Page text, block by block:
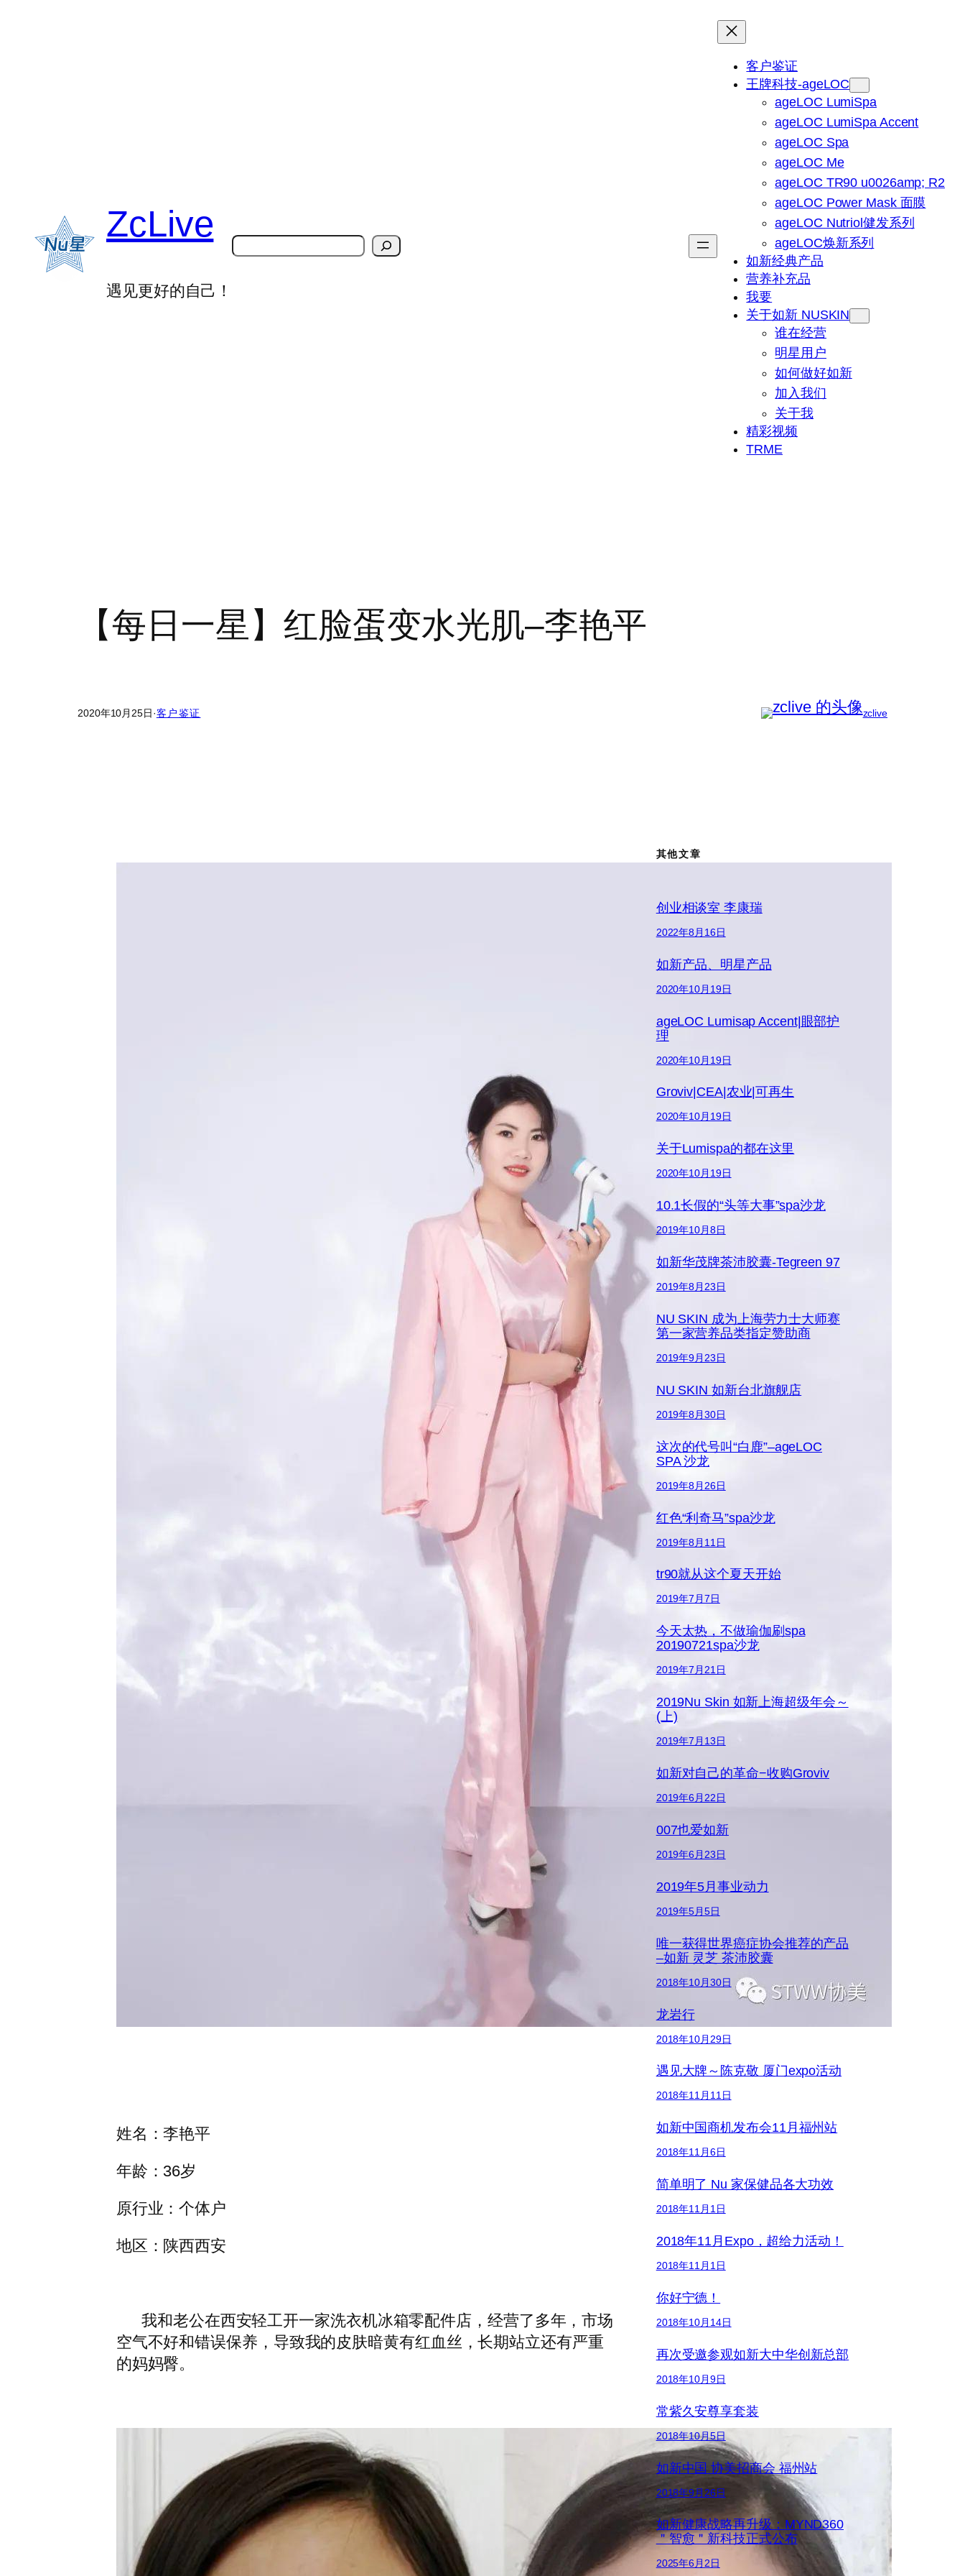
ZcLive
遇见更好的自己！
搜
客户鉴证
王牌科技-ageLOC
ageLOC LumiSpa
ageLOC LumiSpa Accent
ageLOC Spa
ageLOC Me
ageLOC TR90 u0026amp; R2
ageLOC Power Mask 面膜
ageLOC Nutriol健发系列
ageLOC焕新系列
如新经典产品
营养补充品
我要
关于如新 NUSKIN
谁在经营
明星用户
如何做好如新
加入我们
关于我
精彩视频
TRME
【每日一星】红脸蛋变水光肌–李艳平
2020年10月25日·客户鉴证 zclive
姓名：李艳平
年龄：36岁
原行业：个体户
地区：陕西西安
我和老公在西安轻工开一家洗衣机冰箱零配件店，经营了多年，市场
空气不好和错误保养，导致我的皮肤暗黄有红血丝，长期站立还有严重
的妈妈臀。
其他文章
创业相谈室 李康瑞
2022年8月16日
如新产品、明星产品
2020年10月19日
ageLOC Lumisap Accent|眼部护
理
2020年10月19日
Groviv|CEA|农业|可再生
2020年10月19日
关于Lumispa的都在这里
2020年10月19日
10.1长假的“头等大事”spa沙龙
2019年10月8日
如新华茂牌茶沛胶囊-Tegreen 97
2019年8月23日
NU SKIN 成为上海劳力士大师赛
第一家营养品类指定赞助商
2019年9月23日
NU SKIN 如新台北旗舰店
2019年8月30日
这次的代号叫“白鹿”–ageLOC
SPA 沙龙
2019年8月26日
红色“利奇马”spa沙龙
2019年8月11日
tr90就从这个夏天开始
2019年7月7日
今天太热，不做瑜伽刷spa
20190721spa沙龙
2019年7月21日
2019Nu Skin 如新上海超级年会～
(上)
2019年7月13日
如新对自己的革命−收购Groviv
2019年6月22日
007也爱如新
2019年6月23日
2019年5月事业动力
2019年5月5日
唯一获得世界癌症协会推荐的产品
–如新 灵芝 茶沛胶囊
2018年10月30日
龙岩行
2018年10月29日
遇见大牌～陈克敬 厦门expo活动
2018年11月11日
如新中国商机发布会11月福州站
2018年11月6日
简单明了 Nu 家保健品各大功效
2018年11月1日
2018年11月Expo，超给力活动！
2018年11月1日
你好宁德！
2018年10月14日
再次受邀参观如新大中华创新总部
2018年10月9日
常紫久安尊享套装
2018年10月5日
如新中国 协美招商会 福州站
2018年9月26日
如新健康战略再升级：MYND360
＂智愈＂新科技正式公布
2025年6月2日